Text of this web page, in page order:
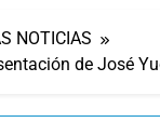
NOTICIAS
de José